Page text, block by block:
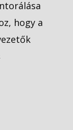
hogy a